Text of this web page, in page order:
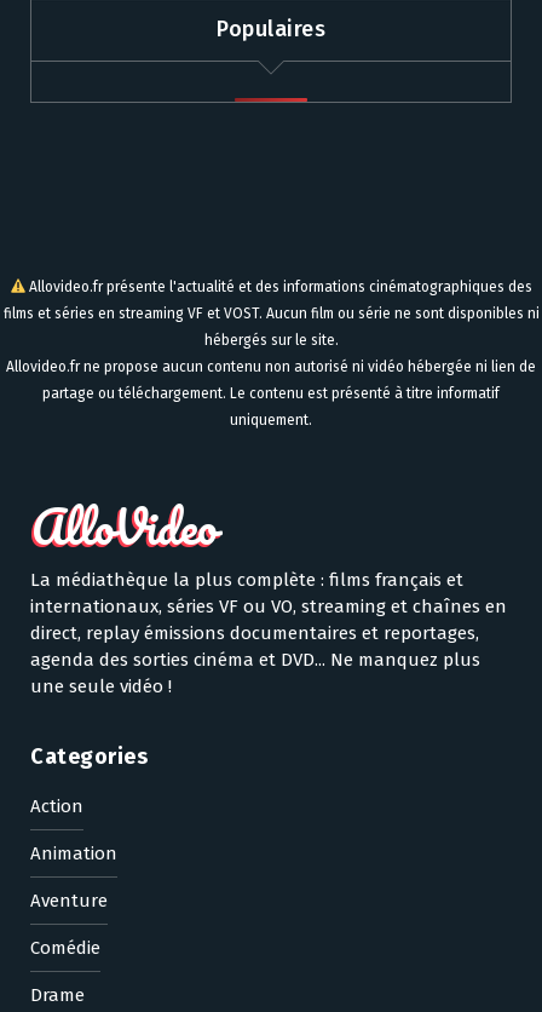
Populaires
Allovideo.fr présente l'actualité et des informations cinématographiques des
films et séries en streaming VF et VOST. Aucun film ou série ne sont disponibles ni
hébergés sur le site.
Allovideo.fr ne propose aucun contenu non autorisé ni vidéo hébergée ni lien de
partage ou téléchargement. Le contenu est présenté à titre informatif
uniquement.
La médiathèque la plus complète : films français et
internationaux, séries VF ou VO, streaming et chaînes en
direct, replay émissions documentaires et reportages,
agenda des sorties cinéma et DVD... Ne manquez plus
une seule vidéo !
Categories
Action
Animation
Aventure
Comédie
Drame